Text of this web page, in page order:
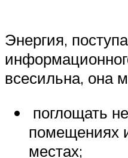
Энергия,
всесильна, она
поглощать
помещениях
местах;